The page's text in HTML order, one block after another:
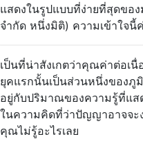
แสดงในรูปแบบที่ง่ายที่สุดขอ
จำกัด หนึ่งมิติ) ความเข้าใจ
เป็นที่น่าสังเกตว่าคุณค่าต่อเ
ยุคแรกนั้นเป็นส่วนหนึ่งของ
อยู่กับปริมาณของความรู้ที่แส
ในความคิดที่ว่าปัญญาอาจจะ
คุณไม่รู้อะไรเลย